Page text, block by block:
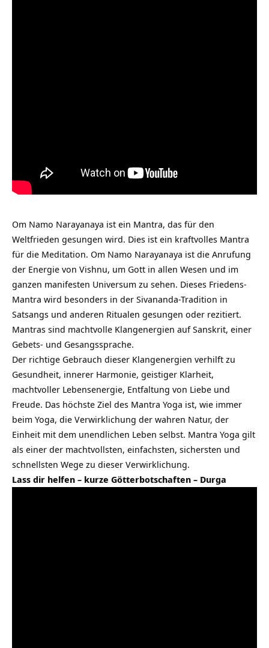
Om Namo Narayanaya ist ein Mantra, das für den
Weltfrieden gesungen wird. Dies ist ein kraftvolles Mantra
für die Meditation. Om Namo Narayanaya ist die Anrufung
der Energie von Vishnu, um Gott in allen Wesen und im
ganzen manifesten Universum zu sehen. Dieses Friedens-
Mantra wird besonders in der Sivananda-Tradition in
Satsangs und anderen Ritualen gesungen oder rezitiert.
Mantras sind machtvolle Klangenergien auf Sanskrit, einer
Gebets- und Gesangssprache.
Der richtige Gebrauch dieser Klangenergien verhilft zu
Gesundheit, innerer Harmonie, geistiger Klarheit,
machtvoller Lebensenergie, Entfaltung von Liebe und
Freude. Das höchste Ziel des Mantra Yoga ist, wie immer
beim Yoga, die Verwirklichung der wahren Natur, der
Einheit mit dem unendlichen Leben selbst. Mantra Yoga gilt
als einer der machtvollsten, einfachsten, sichersten und
schnellsten Wege zu dieser Verwirklichung.
Lass dir helfen – kurze Götterbotschaften – Durga